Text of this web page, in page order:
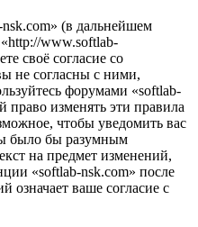
(в дальнейшем
www.softlab-
своё согласие со
не согласны с ними,
форумами «softlab-
право изменять эти правила
чтобы уведомить вас
было бы разумным
на предмет изменений,
«softlab-nsk.com» после
означает ваше согласие с